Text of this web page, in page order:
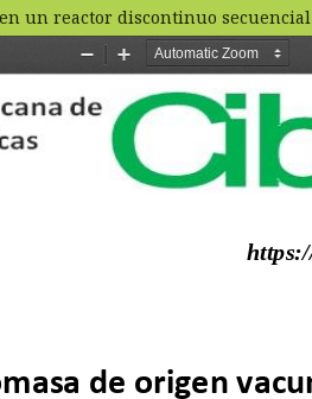
un reactor discontinuo secuencial